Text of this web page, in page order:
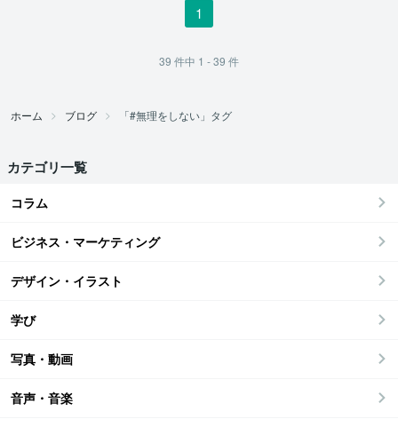
1
39 件中 1 - 39 件
ホーム ブログ 「#無理をしない」タグ
カテゴリ一覧
コラム
ビジネス・マーケティング
デザイン・イラスト
学び
写真・動画
音声・音楽